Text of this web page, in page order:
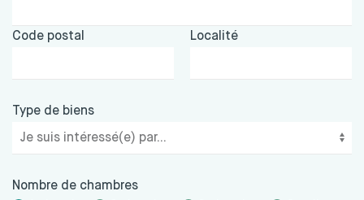
Code postal Localité
Type de biens
Nombre de chambres